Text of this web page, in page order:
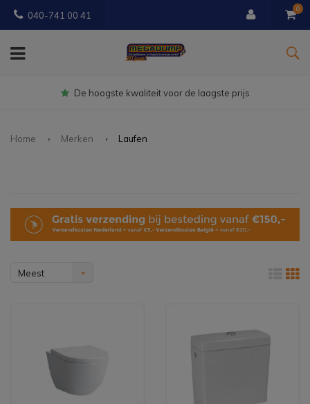
040-741 00 41
0
Gratisbezorgd vanaf € 150
Home Merken Laufen
Meest